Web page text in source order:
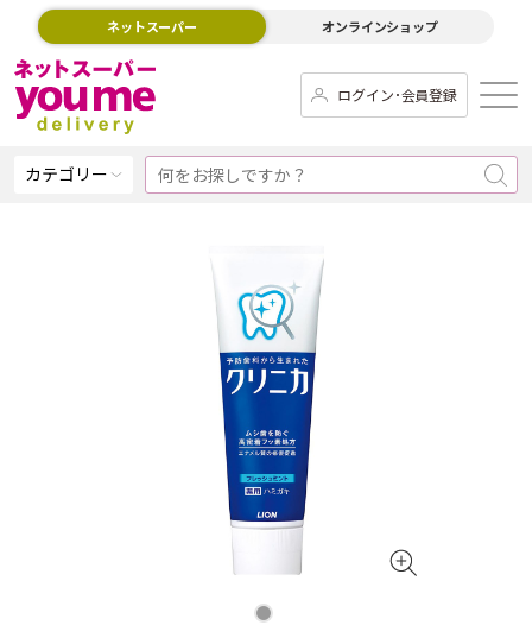
ネットスーパー オンラインショップ
ログイン･会員登録
カテゴリー